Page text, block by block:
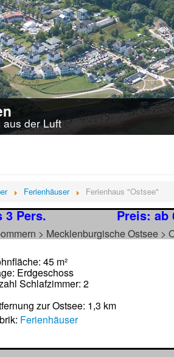
der Luft
Ferienhäuser Ferienhaus "Ostsee"
3 Pers. Preis: ab
> Mecklenburgische Ostsee >
45 m²
Erdgeschoss
Schlafzimmer: 2
zur Ostsee: 1,3 km
Ferienhäuser